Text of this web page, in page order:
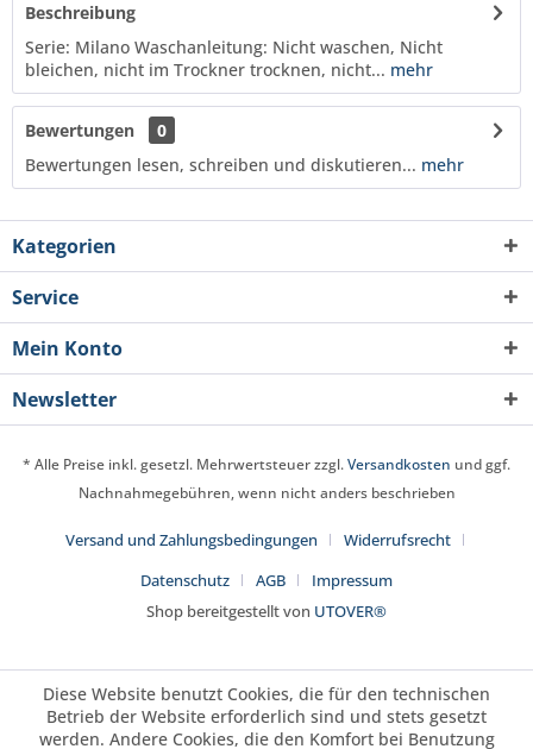
Beschreibung
Serie: Milano Waschanleitung: Nicht waschen, Nicht
bleichen, nicht im Trockner trocknen, nicht... mehr
Bewertungen
0
Bewertungen lesen, schreiben und diskutieren... mehr
Kategorien
Service
Mein Konto
Newsletter
* Alle Preise inkl. gesetzl. Mehrwertsteuer zzgl.Versandkosten und ggf.
Nachnahmegebühren, wenn nicht anders beschrieben
Versand und Zahlungsbedingungen
Widerrufsrecht
Datenschutz
AGB
Impressum
Shop bereitgestellt von UTOVER®
Diese Website benutzt Cookies, die für den technischen
Betrieb der Website erforderlich sind und stets gesetzt
werden. Andere Cookies, die den Komfort bei Benutzung